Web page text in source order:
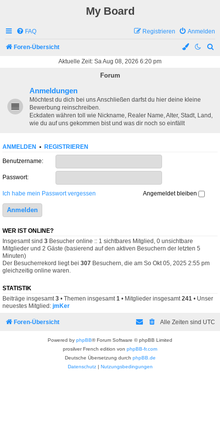
My Board
FAQ Anmelden
Registrieren
Foren-Übersicht
Aktuelle Zeit: Sa Aug 08, 2026 6:20 pm
Forum
Anmeldungen
Möchtest du dich bei uns Anschließen darfst du hier deine kleine
Bewerbung reinschreiben.
Eckdaten währen toll wie Nickname, Realer Name, Alter, Stadt, Land,
wie du auf uns gekommen bist und was dir noch so einfällt
ANMELDEN • REGISTRIEREN
Benutzername:
Passwort:
Ich habe mein Passwort vergessen Angemeldet bleiben
WER IST ONLINE?
Insgesamt sind 3 Besucher online :: 1 sichtbares Mitglied, 0 unsichtbare
Mitglieder und 2 Gäste (basierend auf den aktiven Besuchern der letzten 5
Minuten)
Der Besucherrekord liegt bei 307 Besuchern, die am So Okt 05, 2025 2:55 pm
gleichzeitig online waren.
STATISTIK
Beiträge insgesamt3 • Themen insgesamt1 • Mitglieder insgesamt241 • Unser
neuestes Mitglied: jmKer
Foren-Übersicht Alle Zeiten sind UTC
Powered by phpBB® Forum Software © phpBB Limited
prosilver French edition von phpBB-fr.com
Deutsche Übersetzung durch phpBB.de
Datenschutz| Nutzungsbedingungen